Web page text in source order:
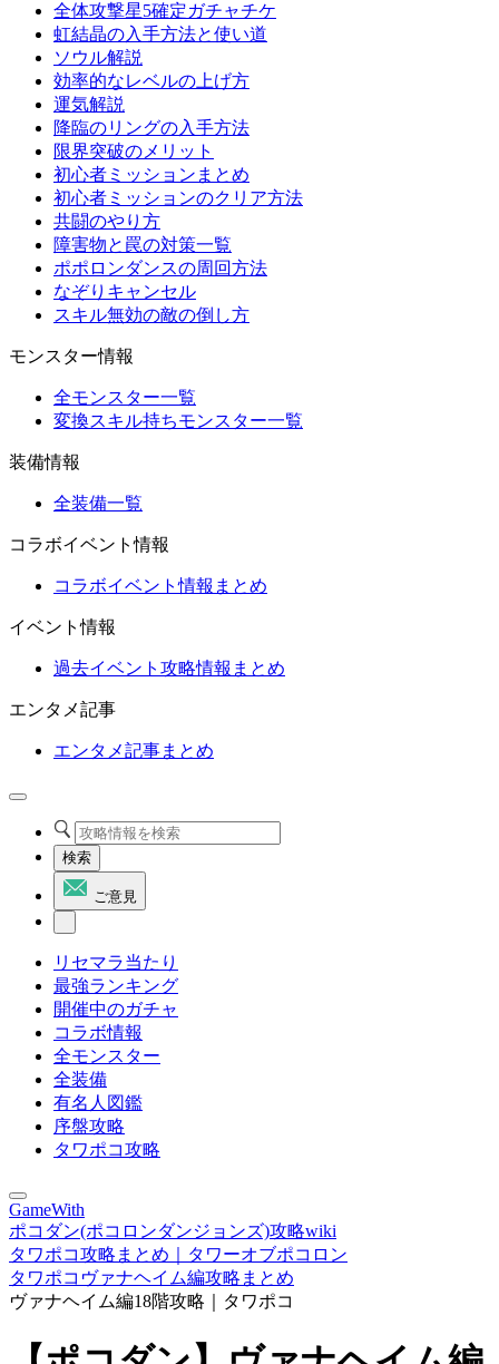
全体攻撃星5確定ガチャチケ
虹結晶の入手方法と使い道
ソウル解説
効率的なレベルの上げ方
運気解説
降臨のリングの入手方法
限界突破のメリット
初心者ミッションまとめ
初心者ミッションのクリア方法
共闘のやり方
障害物と罠の対策一覧
ポポロンダンスの周回方法
なぞりキャンセル
スキル無効の敵の倒し方
モンスター情報
全モンスター一覧
変換スキル持ちモンスター一覧
装備情報
全装備一覧
コラボイベント情報
コラボイベント情報まとめ
イベント情報
過去イベント攻略情報まとめ
エンタメ記事
エンタメ記事まとめ
検索
ご意見
リセマラ当たり
最強ランキング
開催中のガチャ
コラボ情報
全モンスター
全装備
有名人図鑑
序盤攻略
タワポコ攻略
GameWith
ポコダン(ポコロンダンジョンズ)攻略wiki
タワポコ攻略まとめ｜タワーオブポコロン
タワポコヴァナヘイム編攻略まとめ
ヴァナヘイム編18階攻略｜タワポコ